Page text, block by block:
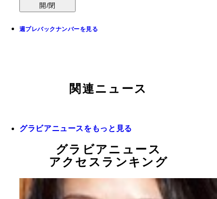
開/閉
週プレバックナンバーを見る
関連ニュース
グラビアニュースをもっと見る
グラビアニュース
アクセスランキング